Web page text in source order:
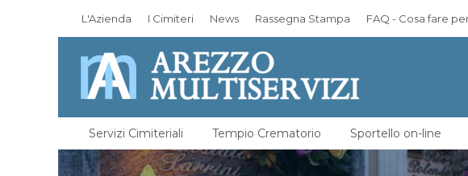
L'Azienda I Cimiteri News Rassegna Stampa FAQ - Cosa fare
Servizi Cimiteriali Tempio Crematorio Sportello on-line